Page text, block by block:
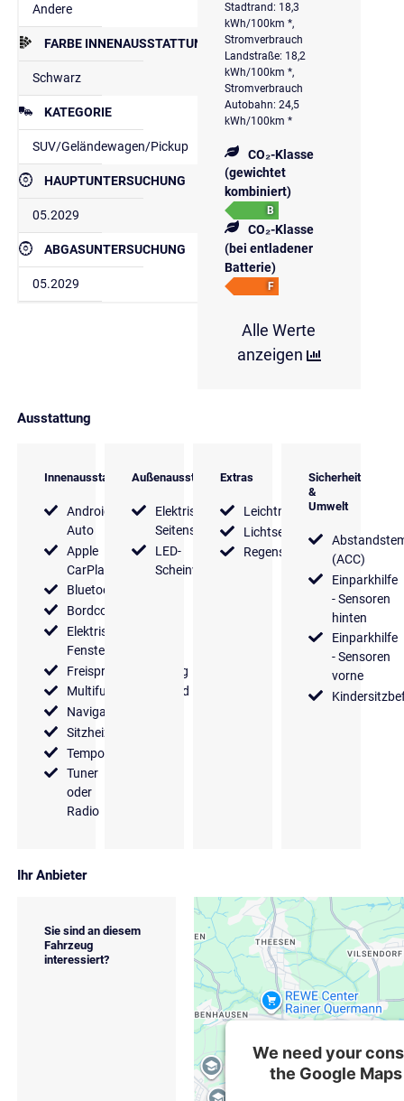
Andere
FARBE INNENAUSSTATTUNG
Schwarz
KATEGORIE
SUV/Geländewagen/Pickup
HAUPTUNTERSUCHUNG
05.2029
ABGASUNTERSUCHUNG
05.2029
Stadtrand: 18,3
kWh/100km *,
Stromverbrauch
Landstraße: 18,2
kWh/100km *,
Stromverbrauch
Autobahn: 24,5
kWh/100km *
CO₂-Klasse
(gewichtet
kombiniert)
B
CO₂-Klasse
(bei entladener
Batterie)
F
Alle Werte
anzeigen
Ausstattung
Innenausstattung
Android
Auto
Apple
CarPlay
Bluetooth
Bordcomputer
Elektrische
Fensterheber
Freisprecheinrichtung
Multifunktionslenkrad
Navigationssystem
Sitzheizung
Tempomat
Tuner
oder
Radio
Außenausstattung
Elektrische
Seitenspiegel
LED-
Scheinwerfer
Extras
Leichtmetallfelgen
Lichtsensor
Regensensor
Sicherheit
&
Umwelt
(ACC)
Einparkhilfe
- Sensoren
hinten
Einparkhilfe
- Sensoren
vorne
Ihr Anbieter
Sie sind an diesem
Fahrzeug
interessiert?
We need your
the Google